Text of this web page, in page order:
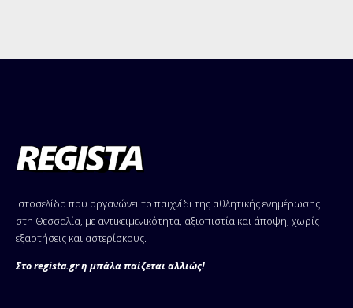
Ιστοσελίδα που οργανώνει το παιχνίδι της αθλητικής ενημέρωσης
στη Θεσσαλία, με αντικειμενικότητα, αξιοπιστία και άποψη, χωρίς
εξαρτήσεις και αστερίσκους.
Στο regista.gr η μπάλα παίζεται αλλιώς!